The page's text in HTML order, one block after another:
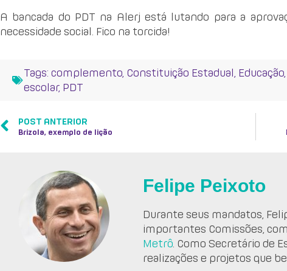
A bancada do PDT na Alerj está lutando para a
necessidade social. Fico na torcida!
Tags: complemento Constituição Estadual Educação
escolar, PDT
POST ANTERIOR
Brizola, exemplo de lição
Felipe Peixoto
Durante seus mandatos,
importantes Comissões,
Metrô . Como Secretário de
realizações e projetos que